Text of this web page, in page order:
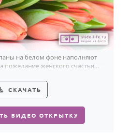
на белом фоне наполняют
пожелание женского счастья
СКАЧАТЬ
ВИДЕО ОТКРЫТКУ